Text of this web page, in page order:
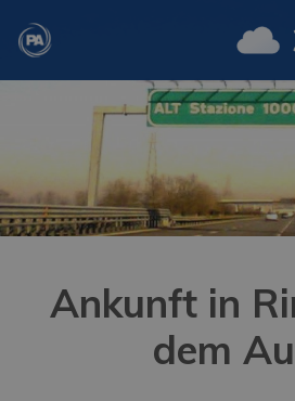
Ankunft in
dem